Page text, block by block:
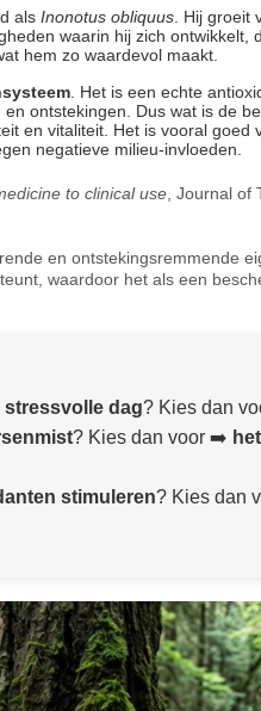
als Inonotus obliquus . Hij groeit
waarin hij zich ontwikkelt,
hem zo waardevol maakt.
. Het is een echte
ontstekingen. Dus wat is de
en vitaliteit. Het is vooral goed
negatieve milieu-invloeden.
to clinical use , Journal of
en ontstekingsremmende
waardoor het als een
dag? Kies dan
? Kies dan voor ➡️
stimuleren? Kies dan